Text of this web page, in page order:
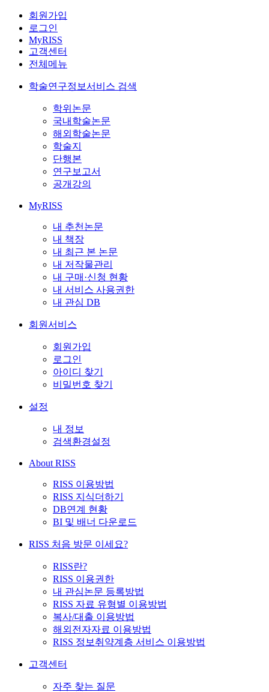
회원가입
로그인
MyRISS
고객센터
전체메뉴
학술연구정보서비스 검색
학위논문
국내학술논문
해외학술논문
학술지
단행본
연구보고서
공개강의
MyRISS
내 추천논문
내 책장
내 최근 본 논문
내 저작물관리
내 구매·신청 현황
내 서비스 사용권한
내 관심 DB
회원서비스
회원가입
로그인
아이디 찾기
비밀번호 찾기
설정
내 정보
검색환경설정
About RISS
RISS 이용방법
RISS 지식더하기
DB연계 현황
BI 및 배너 다운로드
RISS 처음 방문 이세요?
RISS란?
RISS 이용권한
내 관심논문 등록방법
RISS 자료 유형별 이용방법
복사/대출 이용방법
해외전자자료 이용방법
RISS 정보취약계층 서비스 이용방법
고객센터
자주 찾는 질문